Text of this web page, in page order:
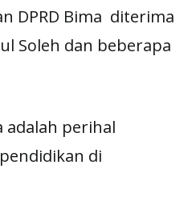
DPRD Bima diterima
Soleh dan beberapa
adalah perihal
di